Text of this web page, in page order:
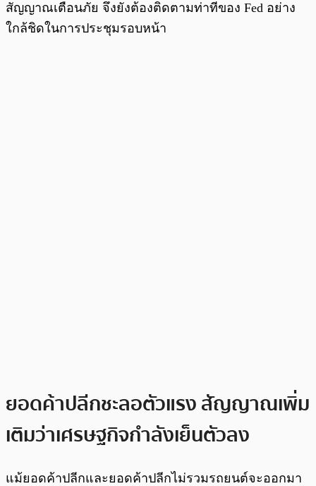
สัญญาณเตือนภัย จึงยังต้องติดตามท่าทีของ Fed อย่าง
ใกล้ชิดในการประชุมรอบหน้า
ยอดค้าปลีกชะลอตัวแรง สัญญาณเพิ่ม
เติมว่าเศรษฐกิจกำลังเย็นตัวลง
แม้ยอดค้าปลีกและยอดค้าปลีกไม่รวมรถยนต์จะออกมา